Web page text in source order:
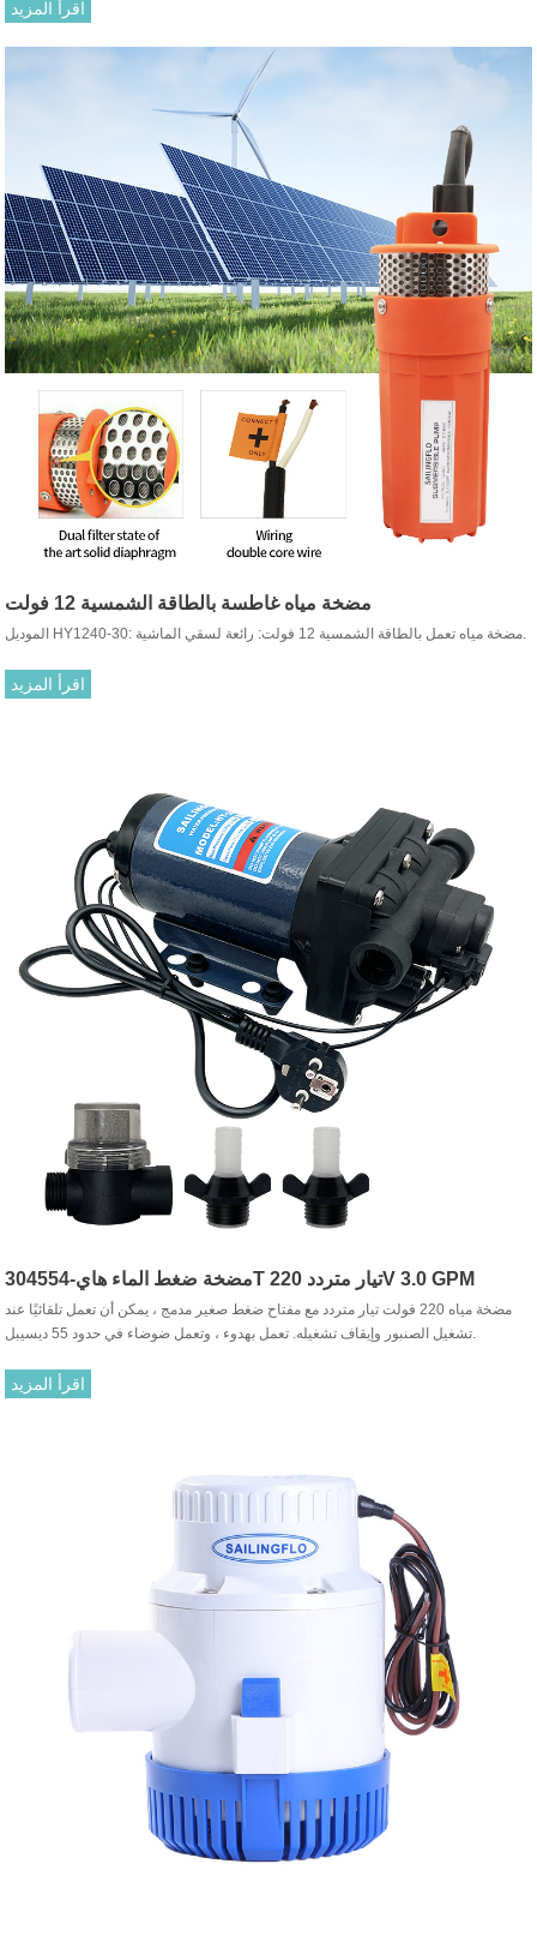
اقرأ المزيد
مضخة مياه غاطسة بالطاقة الشمسية 12 فولت
اقرأ المزيد
مضخة ضغط الماء هاي-304554T تيار متردد 220V 3.0 GPM
مضخة مياه 220 فولت تيار متردد مع مفتاح ضغط صغير مدمج ، يمكن أن تعمل تلقائيًا عند
اقرأ المزيد